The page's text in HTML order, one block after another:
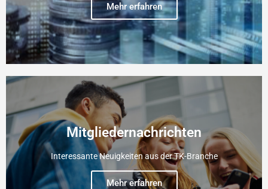
Mehr erfahren
Mitgliedernachrichten
Interessante Neuigkeiten aus der TK-Branche
Mehr erfahren